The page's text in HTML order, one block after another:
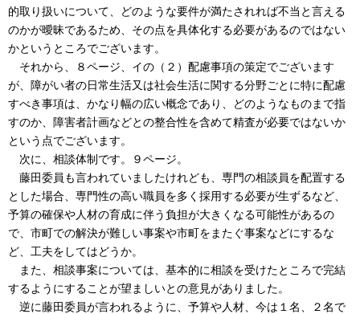
的取り扱いについて、どのような要件が満たされれば不当と言える
のかが曖昧であるため、その点を具体化する必要があるのではない
かというところでございます。
それから、８ページ、イの（２）配慮事項の策定でございます
が、障がい者の日常生活又は社会生活に関する分野ごとに特に配慮
すべき事項は、かなり幅の広い概念であり、どのようなものまで指
すのか、障害者計画などとの整合性を含めて精査が必要ではないか
という点でございます。
次に、相談体制です。９ページ。
藤田委員も言われていましたけれども、専門の相談員を配置する
とした場合、専門性の高い職員を多く採用する必要が生ずるなど、
予算の確保や人材の育成に伴う負担が大きくなる可能性があるの
で、市町での解決が難しい事案や市町をまたぐ事案などにするな
ど、工夫をしてはどうか。
また、相談事案については、基本的に相談を受けたところで完結
するようにすることが望ましいとの意見がありました。
逆に藤田委員が言われるように、予算や人材、今は１名、２名で